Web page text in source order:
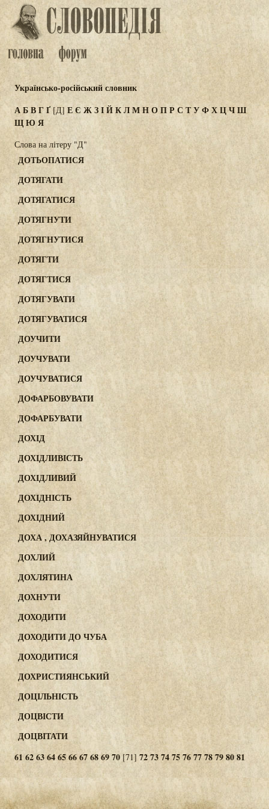
Українсько-російський словник
АБВГҐ[Д] ЕЄ ЖЗІЙКЛМНОПР С ТУФХЦЧШ
ЩЮ Я
Слова на літеру "Д"
ДОТЬОПАТИСЯ
ДОТЯГАТИ
ДОТЯГАТИСЯ
ДОТЯГНУТИ
ДОТЯГНУТИСЯ
ДОТЯГТИ
ДОТЯГТИСЯ
ДОТЯГУВАТИ
ДОТЯГУВАТИСЯ
ДОУЧИТИ
ДОУЧУВАТИ
ДОУЧУВАТИСЯ
ДОФАРБОВУВАТИ
ДОФАРБУВАТИ
ДОХІД
ДОХІДЛИВІСТЬ
ДОХІДЛИВИЙ
ДОХІДНІСТЬ
ДОХІДНИЙ
ДОХА , ДОХАЗЯЙНУВАТИСЯ
ДОХЛИЙ
ДОХЛЯТИНА
ДОХНУТИ
ДОХОДИТИ
ДОХОДИТИ ДО ЧУБА
ДОХОДИТИСЯ
ДОХРИСТИЯНСЬКИЙ
ДОЦІЛЬНІСТЬ
ДОЦВІСТИ
ДОЦВІТАТИ
61 626364656667686970 [71] 72737475767778798081